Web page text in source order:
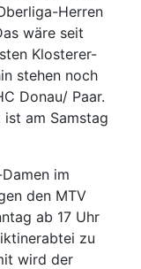
Herren
wäre seit
Klosterer-
stehen noch
Donau/ Paar.
am Samstag
im
den MTV
ab 17 Uhr
zu
wird der